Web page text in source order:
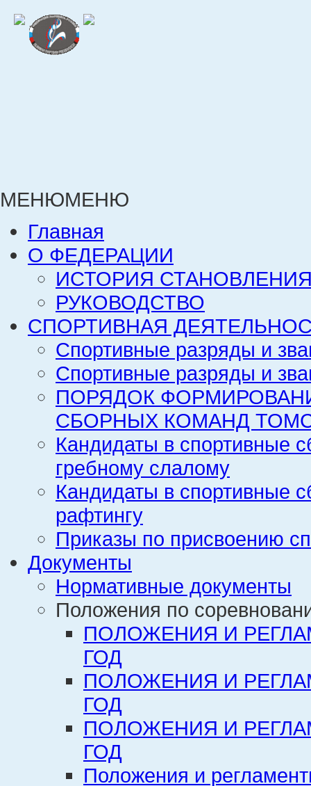
МЕНЮМЕНЮ
Главная
О ФЕДЕРАЦИИ
ИСТОРИЯ
РУКОВОДСТВО
СПОРТИВНАЯ
Спортивные разряды и
Спортивные разряды и
ПОРЯДОК
СБОРНЫХ КОМАНД
Кандидаты в спортивные
гребному слалому
Кандидаты в спортивные
рафтингу
Приказы по присвоению
Документы
Нормативные документы
Положения по
ПОЛОЖЕНИЯ И
ГОД
ПОЛОЖЕНИЯ И
ГОД
ПОЛОЖЕНИЯ И
ГОД
Положения и